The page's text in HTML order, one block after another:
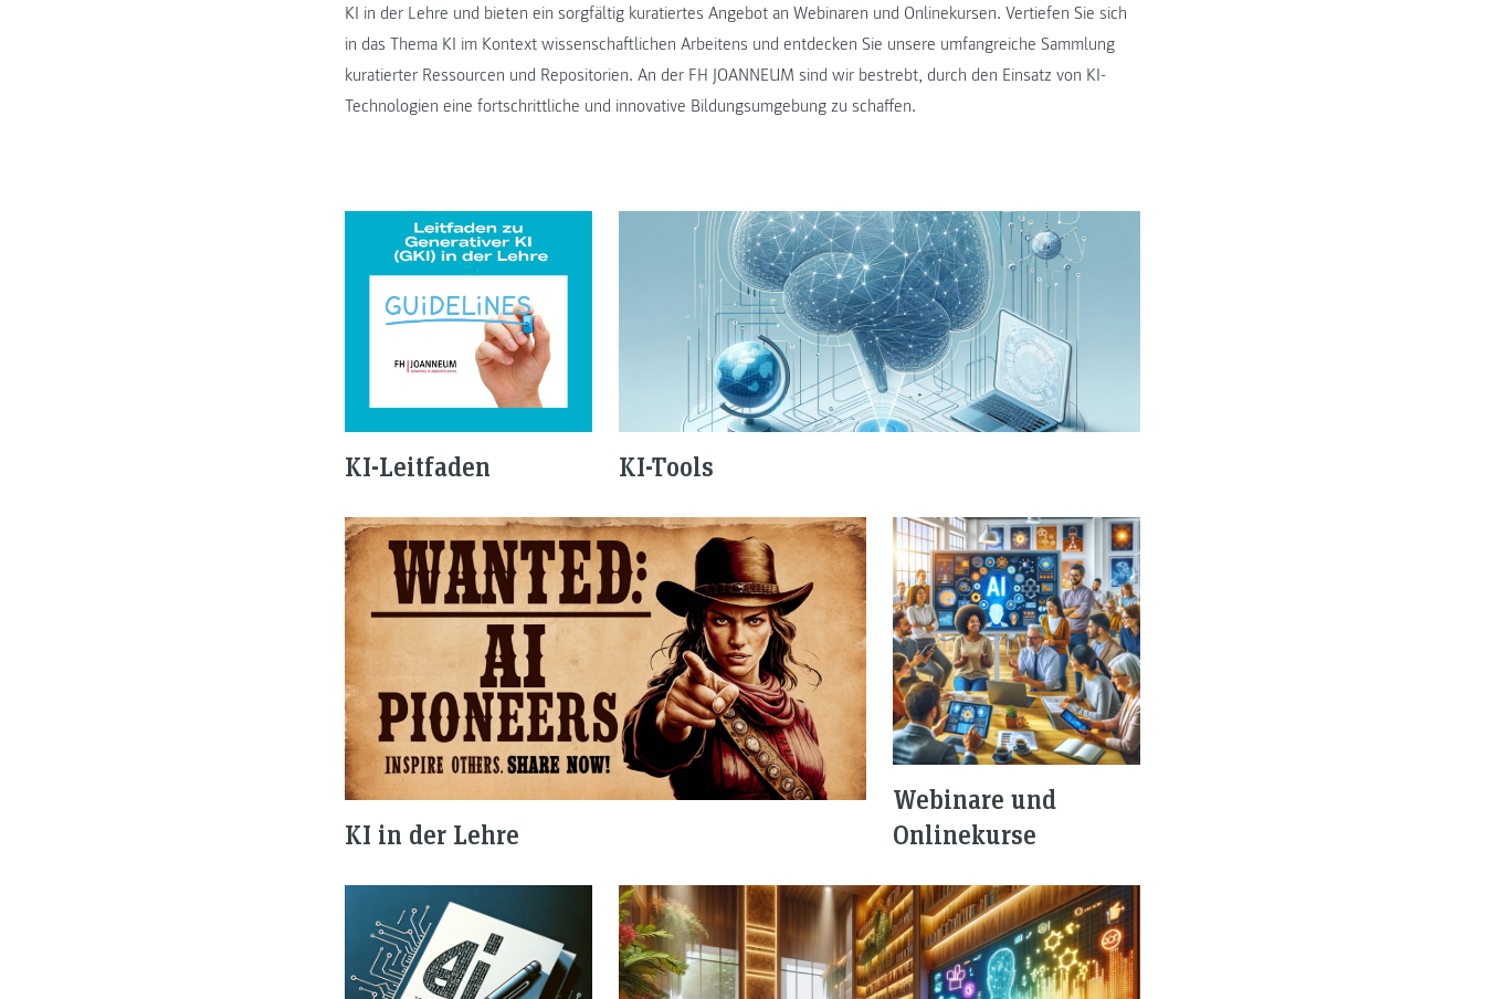
KI in der Lehre und bieten ein sorgfältig kuratiertes Angebot an Webinaren und Onlinekursen. Vertiefen Sie sich
in das Thema KI im Kontext wissenschaftlichen Arbeitens und entdecken Sie unsere umfangreiche Sammlung
kuratierter Ressourcen und Repositorien. An der FH JOANNEUM sind wir bestrebt, durch den Einsatz von KI-
Technologien eine fortschrittliche und innovative Bildungsumgebung zu schaffen.
KI-Leitfaden KI-Tools
KI in der Lehre
Webinare und
Onlinekurse